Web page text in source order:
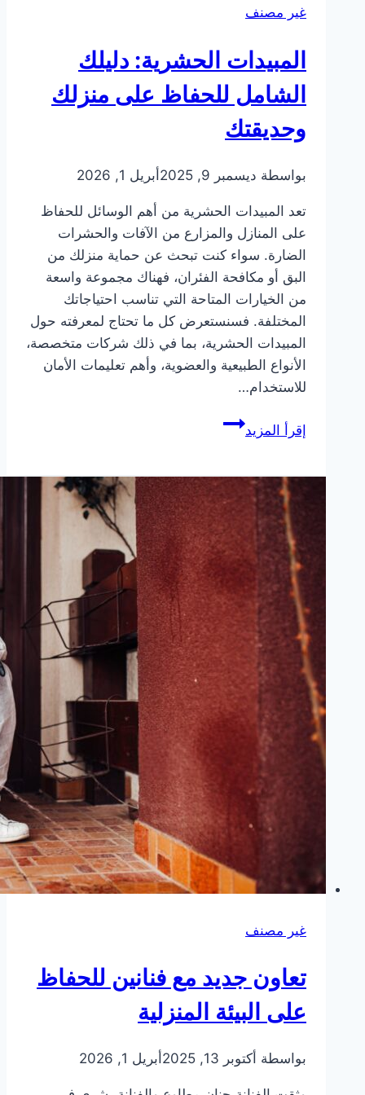
غير مصنف
المبيدات الحشرية: دليلك
الشامل للحفاظ على منزلك
وحديقتك
بواسطة ديسمبر 9, 2025 أبريل 1, 2026
تعد المبيدات الحشرية من أهم الوسائل للحفاظ
على المنازل والمزارع من الآفات والحشرات
الضارة. سواء كنت تبحث عن حماية منزلك من
البق أو مكافحة الفئران، فهناك مجموعة واسعة
من الخيارات المتاحة التي تناسب احتياجاتك
المختلفة. فسنستعرض كل ما تحتاج لمعرفته حول
المبيدات الحشرية، بما في ذلك شركات متخصصة،
الأنواع الطبيعية والعضوية، وأهم تعليمات الأمان
للاستخدام…
إقرأ المزيدالمبيدات
الشامل
للحفاظ
على
منزلك
وحديقتك
غير مصنف
تعاون جديد مع فنانين للحفاظ
على البيئة المنزلية
بواسطة أكتوبر 13, 2025 أبريل 1, 2026